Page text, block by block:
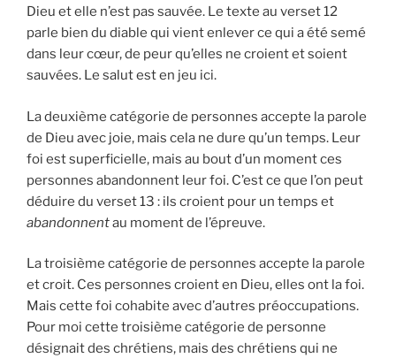
Dieu et elle n’est pas sauvée. Le texte au verset 12
parle bien du diable qui vient enlever ce qui a été semé
dans leur cœur, de peur qu’elles ne croient et soient
sauvées. Le salut est en jeu ici.
La deuxième catégorie de personnes accepte la parole
de Dieu avec joie, mais cela ne dure qu’un temps. Leur
foi est superficielle, mais au bout d’un moment ces
personnes abandonnent leur foi. C’est ce que l’on peut
déduire du verset 13 : ils croient pour un temps et
abandonnentau moment de l’épreuve.
La troisième catégorie de personnes accepte la parole
et croit. Ces personnes croient en Dieu, elles ont la foi.
Mais cette foi cohabite avec d’autres préoccupations.
Pour moi cette troisième catégorie de personne
désignait des chrétiens, mais des chrétiens qui ne